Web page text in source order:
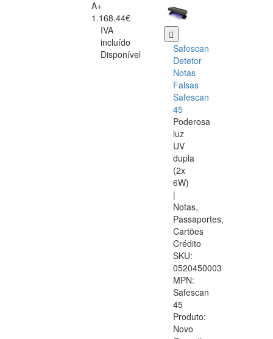
A+
1.168.44€
IVA
incluído
Disponível
Safescan
Detetor
Notas
Falsas
Safescan
45
Poderosa
luz
UV
dupla
(2x
6W)
|
Notas,
Passaportes,
Cartões
Crédito
SKU:
0520450003
MPN:
Safescan
45
Produto:
Novo